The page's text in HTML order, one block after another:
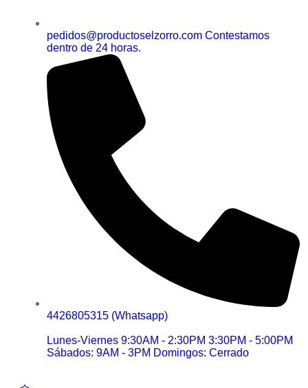
pedidos@productoselzorro.com Contestamos
dentro de 24 horas.
4426805315 (Whatsapp)
Lunes-Viernes 9:30AM - 2:30PM 3:30PM - 5:00PM
Sábados: 9AM - 3PM Domingos: Cerrado